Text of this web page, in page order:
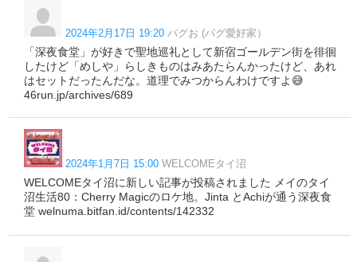
2024年2月17日 19:20 パグお (パグ愛好家）
「深夜食堂」が好きで聖地巡礼として新宿ゴールデン街を徘徊
したけど「めしや」らしきものはみあたらんかったけど、あれ
はセットだったんだな。道理でみつからんわけですよ😅
46run.jp/archives/689
2024年1月7日 15:00 WELCOMEタイ沼
WELCOMEタイ沼に新しい記事が投稿されました メイのタイ
沼生活80：Cherry Magicのロケ地。Jinta とAchiが通う深夜食
堂 welnuma.bitfan.id/contents/142332